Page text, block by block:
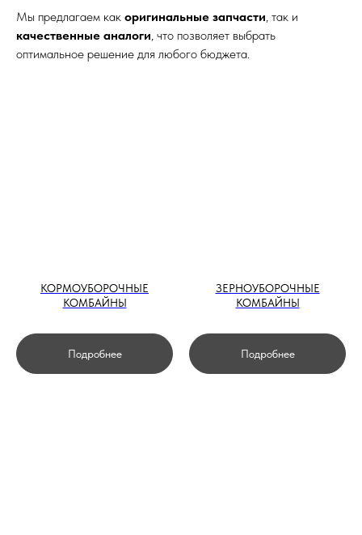
Мы предлагаем как оригинальные запчасти, так и
качественные аналоги, что позволяет выбрать
оптимальное решение для любого бюджета.
КОРМОУБОРОЧНЫЕ
КОМБАЙНЫ
Подробнее
ЗЕРНОУБОРОЧНЫЕ
КОМБАЙНЫ
Подробнее